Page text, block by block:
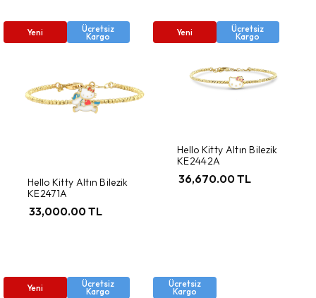
Yeni Ücretsiz
Kargo
Hello Kitty Altın Bilezik
KE2471A
33,000.00 TL
Yeni Ücretsiz
Kargo
Hello Kitty Altın Bilezik
KE2442A
36,670.00 TL
Yeni Ücretsiz
Kargo
Ücretsiz
Kargo